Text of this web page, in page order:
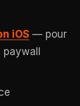
iOS — pour